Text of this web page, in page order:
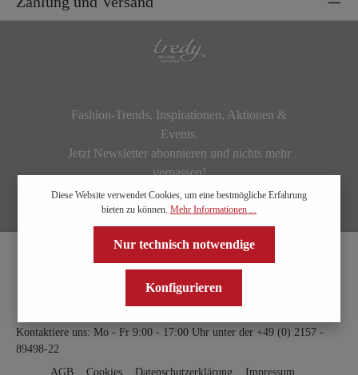
Fashion-Trends, Inspirationen, Aktionen &
Events.
Jetzt Newsletter abonnieren und nichts mehr
verpassen!
Kontaktiere uns: Mo - Fr 9:00 - 17:00 Uhr unter der +49 (0) 2157 -
89498-22
AGB
Cookies Datenschutzerklärung Impressum
Diese Website verwendet Cookies, um eine bestmögliche Erfahrung
bieten zu können. Mehr Informationen ...
Nur technisch notwendige
Konfigurieren